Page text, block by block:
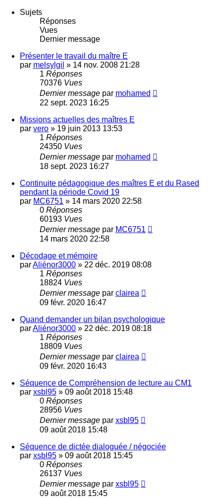
Sujets
Réponses
Vues
Dernier message
Présenter le travail du maître E
par melsylgil » 14 nov. 2008 21:28
1 Réponses
70376 Vues
Dernier message par mohamed
22 sept. 2023 16:25
Missions actuelles des maîtres E
par vero » 19 juin 2013 13:53
1 Réponses
24350 Vues
Dernier message par mohamed
18 sept. 2023 16:27
Continuite pédagogique des maîtres E et du Rased
pendant la période Covid 19
par MC6751 » 14 mars 2020 22:58
0 Réponses
60193 Vues
Dernier message par MC6751
14 mars 2020 22:58
Décodage et mémoire
parAliénor3000 » 22 déc. 2019 08:08
1 Réponses
18824 Vues
Dernier message par clairea
09 févr. 2020 16:47
Quand demander un bilan psychologique
parAliénor3000 » 22 déc. 2019 08:18
1 Réponses
18809 Vues
Dernier message par clairea
09 févr. 2020 16:43
Séquence de Compréhension de lecture au CM1
par xsbl95 » 09 août 2018 15:48
0 Réponses
28956 Vues
Dernier message par xsbl95
09 août 2018 15:48
Séquence de dictée dialoguée / négociée
par xsbl95 » 09 août 2018 15:45
0 Réponses
26137 Vues
Dernier message par xsbl95
09 août 2018 15:45